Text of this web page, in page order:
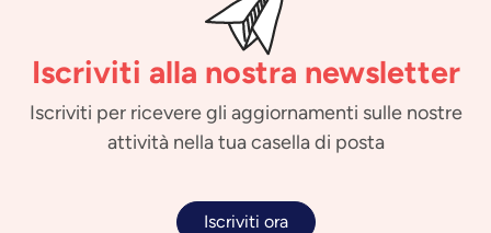
Iscriviti alla nostra newsletter
Iscriviti per ricevere gli aggiornamenti sulle nostre
attività nella tua casella di posta
Iscriviti ora